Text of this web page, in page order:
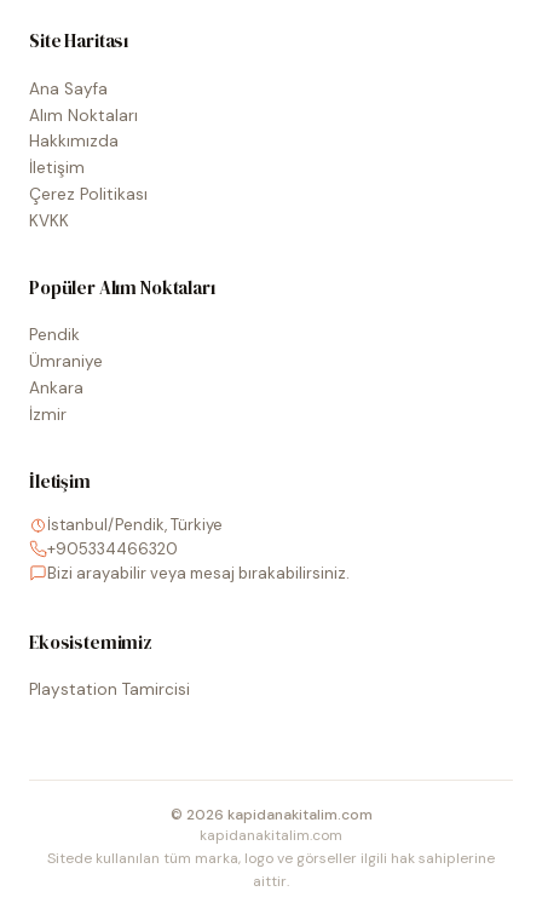
Site Haritası
Ana Sayfa
Alım Noktaları
Hakkımızda
İletişim
Çerez Politikası
KVKK
Popüler Alım Noktaları
Pendik
Ümraniye
Ankara
İzmir
İletişim
İstanbul/Pendik, Türkiye
+905334466320
Bizi arayabilir veya mesaj bırakabilirsiniz.
Ekosistemimiz
Playstation Tamircisi
© 2026 kapidanakitalim.com
kapidanakitalim.com
Sitede kullanılan tüm marka, logo ve görseller ilgili hak sahiplerine
aittir.